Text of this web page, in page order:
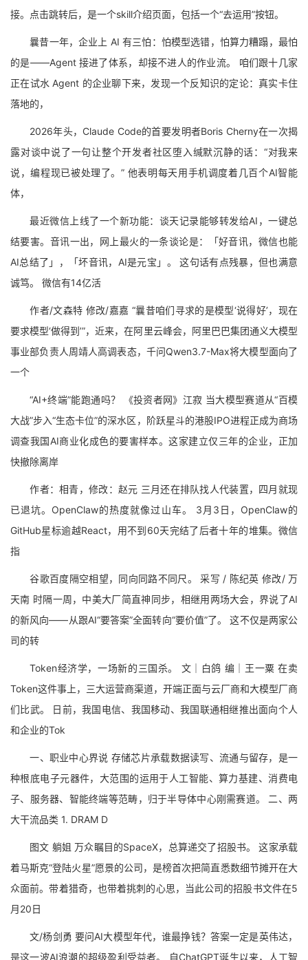
接。点击跳转后，是一个skill介绍页面，包括一个“去运用”按钮。
曩昔一年，企业上 AI 有三怕：怕模型选错，怕算力糟蹋，最怕
的是——Agent 接进了体系，却接不进人的作业流。 咱们跟十几家
正在试水 Agent 的企业聊下来，发现一个反知识的定论：真实卡住
落地的，
2026年头，Claude Code的首要发明者Boris Cherny在一次揭
露对谈中说了一句让整个开发者社区堕入缄默沉静的话：“对我来
说，编程现已被处理了。” 他表明每天用手机调度着几百个AI智能
体，
最近微信上线了一个新功能：谈天记录能够转发给AI，一键总
结要害。音讯一出，网上最火的一条谈论是：「好音讯，微信也能
AI总结了」，「坏音讯，AI是元宝」。 这句话有点残暴，但也满意
诚笃。 微信有14亿活
作者/文森特 修改/嘉嘉 “曩昔咱们寻求的是模型‘说得好’，现在
要求模型‘做得到’”，近来，在阿里云峰会，阿里巴巴集团通义大模型
事业部负责人周靖人高调表态，千问Qwen3.7-Max将大模型面向了
一个
“AI+终端”能跑通吗？ 《投资者网》江寂 当大模型赛道从“百模
大战”步入“生态卡位”的深水区，阶跃星斗的港股IPO进程正成为商场
调查我国AI商业化成色的要害样本。这家建立仅三年的企业，正加
快撤除离岸
作者：相青，修改：赵元 三月还在排队找人代装置，四月就现
已退坑。OpenClaw的热度就像过山车。 3月3日，OpenClaw的
GitHub星标逾越React，用不到60天完结了后者十年的堆集。微信
指
谷歌百度隔空相望，同向同路不同尺。 采写 / 陈纪英 修改/ 万
天南 时隔一周，中美大厂简直神同步，相继用两场大会，界说了AI
的新风向——从跟AI“要答案”全面转向“要价值”了。 这不仅是两家公
司的转
Token经济学，一场新的三国杀。 文｜白鸽 编｜王一粟 在卖
Token这件事上，三大运营商渠道，开端正面与云厂商和大模型厂商
们比武。 日前，我国电信、我国移动、我国联通相继推出面向个人
和企业的Tok
一、职业中心界说 存储芯片承载数据读写、流通与留存，是一
种根底电子元器件，大范围的运用于人工智能、算力基建、消费电
子、服务器、智能终端等范畴，归于半导体中心刚需赛道。 二、两
大干流品类 1. DRAM D
图文 躺姐 万众瞩目的SpaceX，总算递交了招股书。 这家承载
着马斯克“登陆火星”愿景的公司，是榜首次把简直悉数细节摊开在大
众面前。带着猎奇，也带着挑刺的心思，当此公司的招股书文件在5
月20日
文/杨剑勇 要问AI大模型年代，谁最挣钱？答案一定是英伟达，
是这一波AI浪潮的超级盈利受益者。 自ChatGPT诞生以来，人工智